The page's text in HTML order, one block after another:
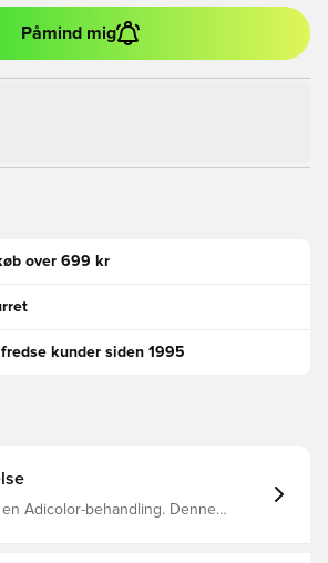
Påmind mig
over 699 kr
kunder siden 1995
Adicolor-behandling. Denne